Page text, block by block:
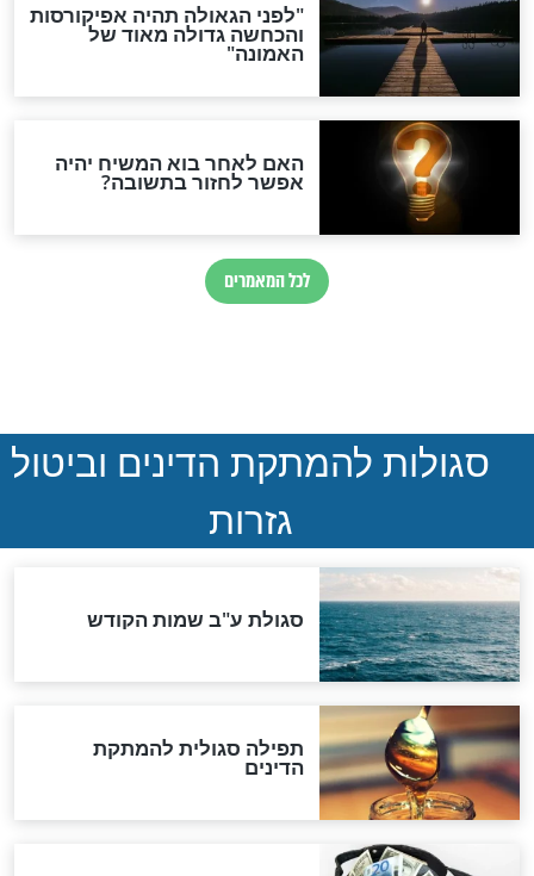
הותר לפרסום: לוחמי מילואים
נהרגו בדרום לבנון
ההסכם החשאי של טראמפ
סימני שאלה
שורדת השואה שחוגגת 100:
"מודה לקב"ה על כל השנים"
לכל המאמרים
אחרית הימים